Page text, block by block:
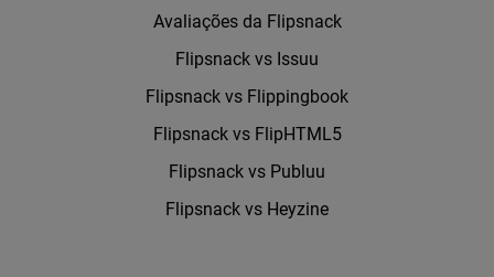
Avaliações da Flipsnack
Flipsnack vs Issuu
Flipsnack vs Flippingbook
Flipsnack vs FlipHTML5
Flipsnack vs Publuu
Flipsnack vs Heyzine